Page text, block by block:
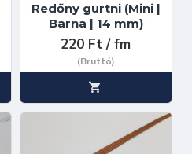
Redőny gurtni (Mini |
Barna | 14 mm)
220 Ft / fm
(Bruttó)